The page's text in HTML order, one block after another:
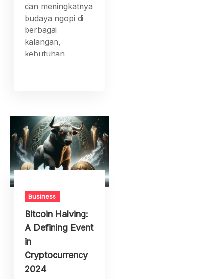
dan meningkatnya
budaya ngopi di
berbagai
kalangan,
kebutuhan
Business
Bitcoin Halving:
A Defining Event
in
Cryptocurrency
2024